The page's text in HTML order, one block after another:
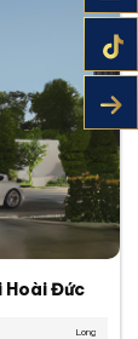
Hoài Đức
Long